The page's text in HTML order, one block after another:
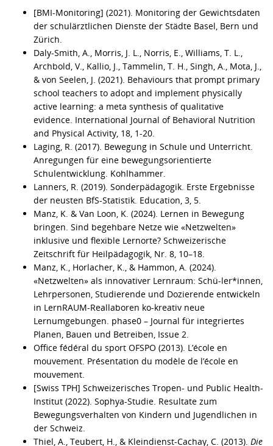
[BMI-Monitoring] (2021). Monitoring der Gewichtsdaten
der schulärztlichen Dienste der Städte Basel, Bern und
Zürich.
Daly-Smith, A., Morris, J. L., Norris, E., Williams, T. L.,
Archbold, V., Kallio, J., Tammelin, T. H., Singh, A., Mota, J.,
& von Seelen, J. (2021). Behaviours that prompt primary
school teachers to adopt and implement physically
active learning: a meta synthesis of qualitative
evidence. International Journal of Behavioral Nutrition
and Physical Activity, 18, 1-20.
Laging, R. (2017). Bewegung in Schule und Unterricht.
Anregungen für eine bewegungsorientierte
Schulentwicklung. Kohlhammer.
Lanners, R. (2019). Sonderpädagogik. Erste Ergebnisse
der neusten BfS-Statistik. Education, 3, 5.
Manz, K. & Van Loon, K. (2024). Lernen in Bewegung
bringen. Sind begehbare Netze wie «Netzwelten»
inklusive und flexible Lernorte? Schweizerische
Zeitschrift für Heilpädagogik, Nr. 8, 10–18.
Manz, K., Horlacher, K., & Hammon, A. (2024).
«Netzwelten» als innovativer Lernraum: Schü-ler*innen,
Lehrpersonen, Studierende und Dozierende entwickeln
in LernRAUM-Reallaboren ko-kreativ neue
Lernumgebungen. phase0 – Journal für integriertes
Planen, Bauen und Betreiben, Issue 2.
Office fédéral du sport OFSPO (2013). L’école en
mouvement. Présentation du modèle de l’école en
mouvement.
[Swiss TPH] Schweizerisches Tropen- und Public Health-
Institut (2022). Sophya-Studie. Resultate zum
Bewegungsverhalten von Kindern und Jugendlichen in
der Schweiz.
Thiel, A., Teubert, H., & Kleindienst-Cachay, C. (2013). Die